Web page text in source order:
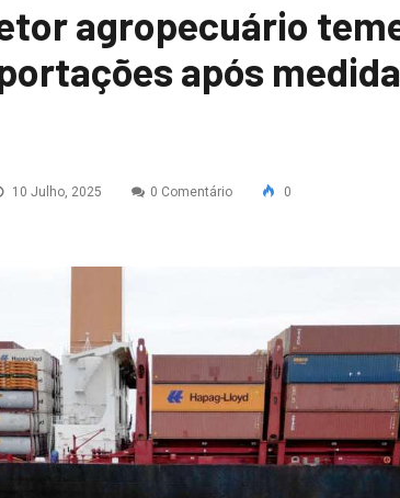
agropecuário
após
10 Julho, 2025 0 Comentário 0